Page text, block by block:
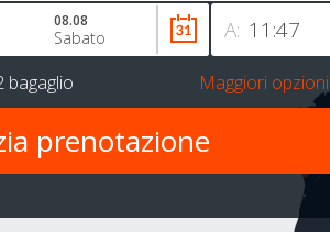
A:
08.08
Sabato
bagaglio Maggiori opzioni